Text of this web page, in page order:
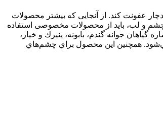
عفونت کند. از آنجایی که بیشتر محصولات
چشم و لب، باید از محصولات مخصوصی استفاده
جوانه گندم، بابونه، پنيرك و خيار،
همچنين اين محصول براي چشم‌هاي